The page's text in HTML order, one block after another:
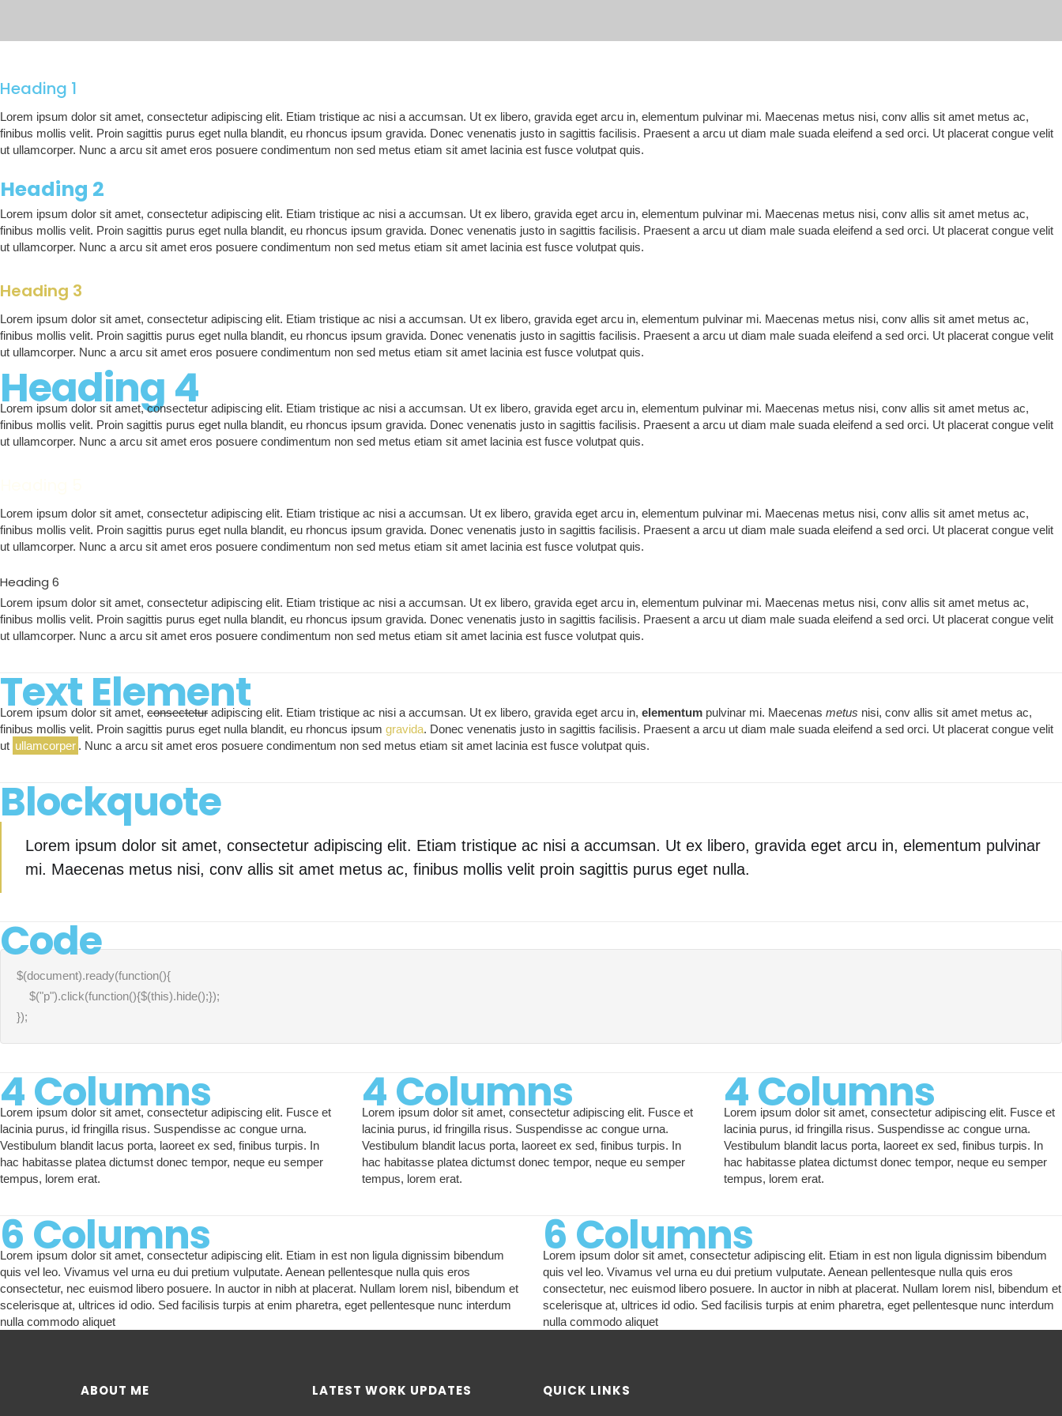
Heading 1
Lorem ipsum dolor sit amet, consectetur adipiscing elit. Etiam tristique ac nisi a accumsan. Ut ex libero, gravida eget arcu in, elementum pulvinar mi. Maecenas metus nisi, conv allis sit amet metus ac,
finibus mollis velit. Proin sagittis purus eget nulla blandit, eu rhoncus ipsum gravida. Donec venenatis justo in sagittis facilisis. Praesent a arcu ut diam male suada eleifend a sed orci. Ut placerat congue velit
ut ullamcorper. Nunc a arcu sit amet eros posuere condimentum non sed metus etiam sit amet lacinia est fusce volutpat quis.
Heading 2
Lorem ipsum dolor sit amet, consectetur adipiscing elit. Etiam tristique ac nisi a accumsan. Ut ex libero, gravida eget arcu in, elementum pulvinar mi. Maecenas metus nisi, conv allis sit amet metus ac,
finibus mollis velit. Proin sagittis purus eget nulla blandit, eu rhoncus ipsum gravida. Donec venenatis justo in sagittis facilisis. Praesent a arcu ut diam male suada eleifend a sed orci. Ut placerat congue velit
ut ullamcorper. Nunc a arcu sit amet eros posuere condimentum non sed metus etiam sit amet lacinia est fusce volutpat quis.
Heading 3
Lorem ipsum dolor sit amet, consectetur adipiscing elit. Etiam tristique ac nisi a accumsan. Ut ex libero, gravida eget arcu in, elementum pulvinar mi. Maecenas metus nisi, conv allis sit amet metus ac,
finibus mollis velit. Proin sagittis purus eget nulla blandit, eu rhoncus ipsum gravida. Donec venenatis justo in sagittis facilisis. Praesent a arcu ut diam male suada eleifend a sed orci. Ut placerat congue velit
ut ullamcorper. Nunc a arcu sit amet eros posuere condimentum non sed metus etiam sit amet lacinia est fusce volutpat quis.
Heading 4
Lorem ipsum dolor sit amet, consectetur adipiscing elit. Etiam tristique ac nisi a accumsan. Ut ex libero, gravida eget arcu in, elementum pulvinar mi. Maecenas metus nisi, conv allis sit amet metus ac,
finibus mollis velit. Proin sagittis purus eget nulla blandit, eu rhoncus ipsum gravida. Donec venenatis justo in sagittis facilisis. Praesent a arcu ut diam male suada eleifend a sed orci. Ut placerat congue velit
ut ullamcorper. Nunc a arcu sit amet eros posuere condimentum non sed metus etiam sit amet lacinia est fusce volutpat quis.
Lorem ipsum dolor sit amet, consectetur adipiscing elit. Etiam tristique ac nisi a accumsan. Ut ex libero, gravida eget arcu in, elementum pulvinar mi. Maecenas metus nisi, conv allis sit amet metus ac,
finibus mollis velit. Proin sagittis purus eget nulla blandit, eu rhoncus ipsum gravida. Donec venenatis justo in sagittis facilisis. Praesent a arcu ut diam male suada eleifend a sed orci. Ut placerat congue velit
ut ullamcorper. Nunc a arcu sit amet eros posuere condimentum non sed metus etiam sit amet lacinia est fusce volutpat quis.
Heading 6
Lorem ipsum dolor sit amet, consectetur adipiscing elit. Etiam tristique ac nisi a accumsan. Ut ex libero, gravida eget arcu in, elementum pulvinar mi. Maecenas metus nisi, conv allis sit amet metus ac,
finibus mollis velit. Proin sagittis purus eget nulla blandit, eu rhoncus ipsum gravida. Donec venenatis justo in sagittis facilisis. Praesent a arcu ut diam male suada eleifend a sed orci. Ut placerat congue velit
ut ullamcorper. Nunc a arcu sit amet eros posuere condimentum non sed metus etiam sit amet lacinia est fusce volutpat quis.
Text Element
Lorem ipsum dolor sit amet, consectetur adipiscing elit. Etiam tristique ac nisi a accumsan. Ut ex libero, gravida eget arcu in, elementum pulvinar mi. Maecenas metus nisi, conv allis sit amet metus ac,
finibus mollis velit. Proin sagittis purus eget nulla blandit, eu rhoncus ipsum gravida. Donec venenatis justo in sagittis facilisis. Praesent a arcu ut diam male suada eleifend a sed orci. Ut placerat congue velit
ut ullamcorper . Nunc a arcu sit amet eros posuere condimentum non sed metus etiam sit amet lacinia est fusce volutpat quis.
Blockquote
Lorem ipsum dolor sit amet, consectetur adipiscing elit. Etiam tristique ac nisi a accumsan. Ut ex libero, gravida eget arcu in, elementum pulvinar
mi. Maecenas metus nisi, conv allis sit amet metus ac, finibus mollis velit proin sagittis purus eget nulla.
Code
$(document).ready(function(){
$("p").click(function(){$(this).hide();});
});
4 Columns
Lorem ipsum dolor sit amet, consectetur adipiscing elit. Fusce et
lacinia purus, id fringilla risus. Suspendisse ac congue urna.
Vestibulum blandit lacus porta, laoreet ex sed, finibus turpis. In
hac habitasse platea dictumst donec tempor, neque eu semper
tempus, lorem erat.
4 Columns
Lorem ipsum dolor sit amet, consectetur adipiscing elit. Fusce et
lacinia purus, id fringilla risus. Suspendisse ac congue urna.
Vestibulum blandit lacus porta, laoreet ex sed, finibus turpis. In
hac habitasse platea dictumst donec tempor, neque eu semper
tempus, lorem erat.
4 Columns
Lorem ipsum dolor sit amet, consectetur adipiscing elit. Fusce et
lacinia purus, id fringilla risus. Suspendisse ac congue urna.
Vestibulum blandit lacus porta, laoreet ex sed, finibus turpis. In
hac habitasse platea dictumst donec tempor, neque eu semper
tempus, lorem erat.
6 Columns
Lorem ipsum dolor sit amet, consectetur adipiscing elit. Etiam in est non ligula dignissim bibendum
quis vel leo. Vivamus vel urna eu dui pretium vulputate. Aenean pellentesque nulla quis eros
consectetur, nec euismod libero posuere. In auctor in nibh at placerat. Nullam lorem nisl, bibendum et
scelerisque at, ultrices id odio. Sed facilisis turpis at enim pharetra, eget pellentesque nunc interdum
nulla commodo aliquet
6 Columns
Lorem ipsum dolor sit amet, consectetur adipiscing elit. Etiam in est non ligula dignissim bibendum
quis vel leo. Vivamus vel urna eu dui pretium vulputate. Aenean pellentesque nulla quis eros
consectetur, nec euismod libero posuere. In auctor in nibh at placerat. Nullam lorem nisl, bibendum et
scelerisque at, ultrices id odio. Sed facilisis turpis at enim pharetra, eget pellentesque nunc interdum
nulla commodo aliquet
ABOUT ME LATEST WORK UPDATES QUICK LINKS